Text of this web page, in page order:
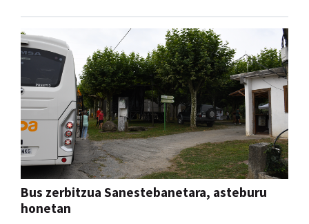
Bus zerbitzua Sanestebanetara, asteburu
honetan